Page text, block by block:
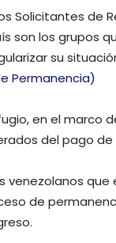
Solicitantes de
son los grupos
su
Permanencia)
en el marco
del pago
venezolanos
de